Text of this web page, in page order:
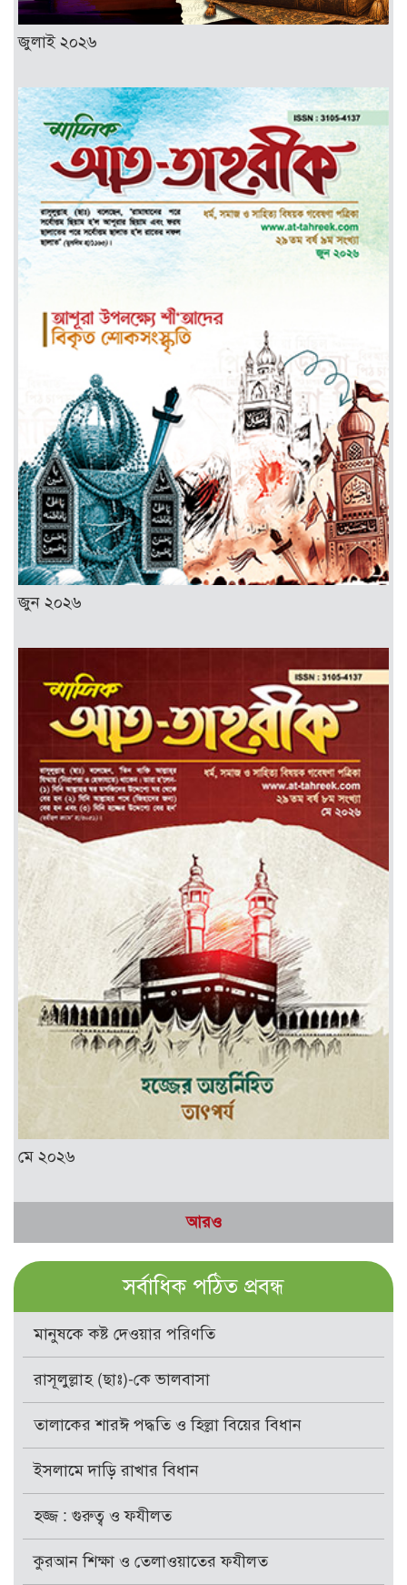
জুলাই ২০২৬
জুন ২০২৬
মে ২০২৬
আরও
সর্বাধিক পঠিত প্রবন্ধ
মানুষকে কষ্ট দেওয়ার পরিণতি
রাসূলুল্লাহ (ছাঃ)-কে ভালবাসা
তালাকের শারঈ পদ্ধতি ও হিল্লা বিয়ের বিধান
ইসলামে দাড়ি রাখার বিধান
হজ্জ : গুরুত্ব ও ফযীলত
কুরআন শিক্ষা ও তেলাওয়াতের ফযীলত